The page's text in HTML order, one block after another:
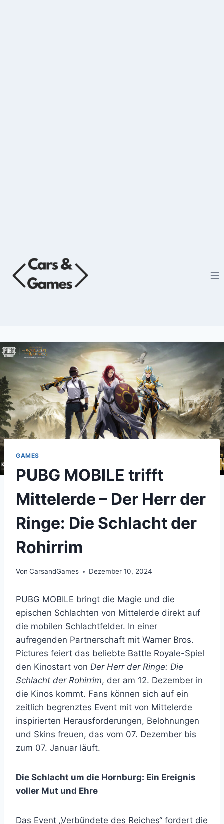
GAMES
PUBG MOBILE trifft
Mittelerde – Der Herr der
Ringe: Die Schlacht der
Rohirrim
Von CarsandGames Dezember 10, 2024
PUBG MOBILE bringt die Magie und die
epischen Schlachten von Mittelerde direkt auf
die mobilen Schlachtfelder. In einer
aufregenden Partnerschaft mit Warner Bros.
Pictures feiert das beliebte Battle Royale-Spiel
den Kinostart von Der Herr der Ringe: Die
Schlacht der Rohirrim, der am 12. Dezember in
die Kinos kommt. Fans können sich auf ein
zeitlich begrenztes Event mit von Mittelerde
inspirierten Herausforderungen, Belohnungen
und Skins freuen, das vom 07. Dezember bis
zum 07. Januar läuft.
Die Schlacht um die Hornburg: Ein Ereignis
voller Mut und Ehre
Das Event „Verbündete des Reiches“ fordert die